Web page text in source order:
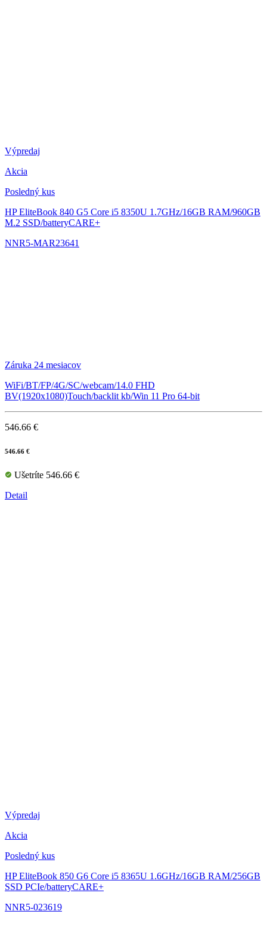
Výpredaj
Akcia
Posledný kus
HP EliteBook 840 G5 Core i5 8350U 1.7GHz/16GB RAM/960GB
M.2 SSD/batteryCARE+
NNR5-MAR23641
Záruka 24 mesiacov
WiFi/BT/FP/4G/SC/webcam/14.0 FHD
BV(1920x1080)Touch/backlit kb/Win 11 Pro 64-bit
546.66 €
546.66 €
Ušetríte 546.66 €
Detail
Výpredaj
Akcia
Posledný kus
HP EliteBook 850 G6 Core i5 8365U 1.6GHz/16GB RAM/256GB
SSD PCIe/batteryCARE+
NNR5-023619